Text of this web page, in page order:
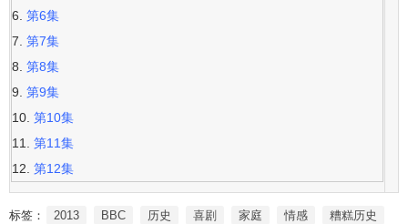
第6集
第7集
第8集
第9集
第10集
第11集
第12集
标签： 2013 BBC 历史 喜剧 家庭 情感
糟糕历史